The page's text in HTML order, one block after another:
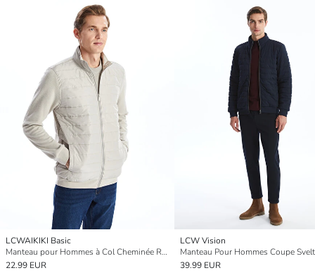
LCWAIKIKI Basic
Manteau pour Hommes à Col Cheminée Régulier
22.99 EUR
LCW Vision
39.99 EUR